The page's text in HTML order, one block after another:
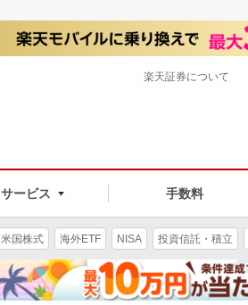
サービス 手数料
楽天証券について
米国株式 海外ETF NISA 投資信託・積立